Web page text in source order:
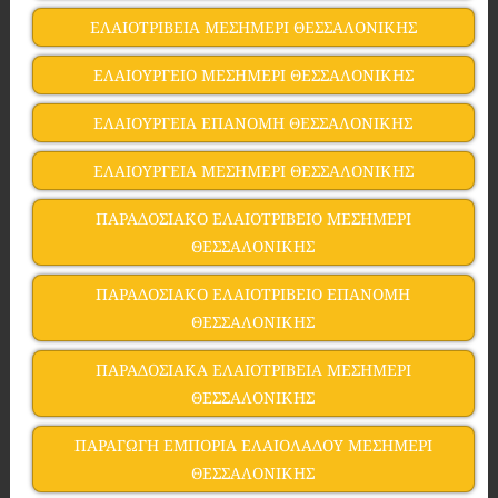
ΕΛΑΙΟΤΡΙΒΕΙΑ ΜΕΣΗΜΕΡΙ ΘΕΣΣΑΛΟΝΙΚΗΣ
ΕΛΑΙΟΥΡΓΕΙΟ ΜΕΣΗΜΕΡΙ ΘΕΣΣΑΛΟΝΙΚΗΣ
ΕΛΑΙΟΥΡΓΕΙΑ ΕΠΑΝΟΜΗ ΘΕΣΣΑΛΟΝΙΚΗΣ
ΕΛΑΙΟΥΡΓΕΙΑ ΜΕΣΗΜΕΡΙ ΘΕΣΣΑΛΟΝΙΚΗΣ
ΠΑΡΑΔΟΣΙΑΚΟ ΕΛΑΙΟΤΡΙΒΕΙΟ ΜΕΣΗΜΕΡΙ
ΘΕΣΣΑΛΟΝΙΚΗΣ
ΠΑΡΑΔΟΣΙΑΚΟ ΕΛΑΙΟΤΡΙΒΕΙΟ ΕΠΑΝΟΜΗ
ΘΕΣΣΑΛΟΝΙΚΗΣ
ΠΑΡΑΔΟΣΙΑΚΑ ΕΛΑΙΟΤΡΙΒΕΙΑ ΜΕΣΗΜΕΡΙ
ΘΕΣΣΑΛΟΝΙΚΗΣ
ΠΑΡΑΓΩΓΗ ΕΜΠΟΡΙΑ ΕΛΑΙΟΛΑΔΟΥ ΜΕΣΗΜΕΡΙ
ΘΕΣΣΑΛΟΝΙΚΗΣ